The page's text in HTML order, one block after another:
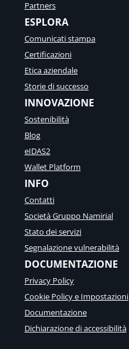
Partners
ESPLORA
Comunicati stampa
Certificazioni
Etica aziendale
Storie di successo
INNOVAZIONE
Sostenibilità
Blog
eIDAS2
Wallet Platform
INFO
Contatti
Società Gruppo Namirial
Stato dei servizi
Segnalazione vulnerabilità
DOCUMENTAZIONE
Privacy Policy
Cookie Policy e Impostazioni
Documentazione
Dichiarazione di accessibilità